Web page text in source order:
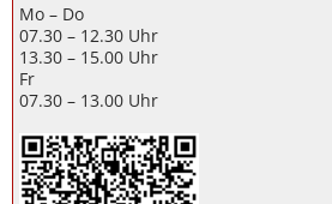
Mo – Do
07.30 – 12.30 Uhr
13.30 – 15.00 Uhr
Fr
07.30 – 13.00 Uhr